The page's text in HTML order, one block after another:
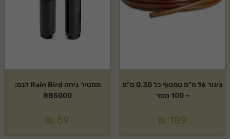
צינור 16 מ"מ טפטוף כל 0.30 ס"מ
– 100 מטר
₪ 189
ממטיר גיחה Rain Bird דגם:
RB5000
₪ 59